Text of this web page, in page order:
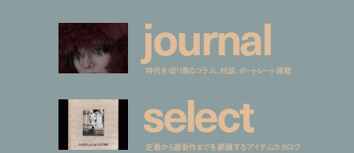
journal
時代を切り取るコラム、対談、ポートレート連載
select
定番から最新作までを網羅するアイテムカタログ